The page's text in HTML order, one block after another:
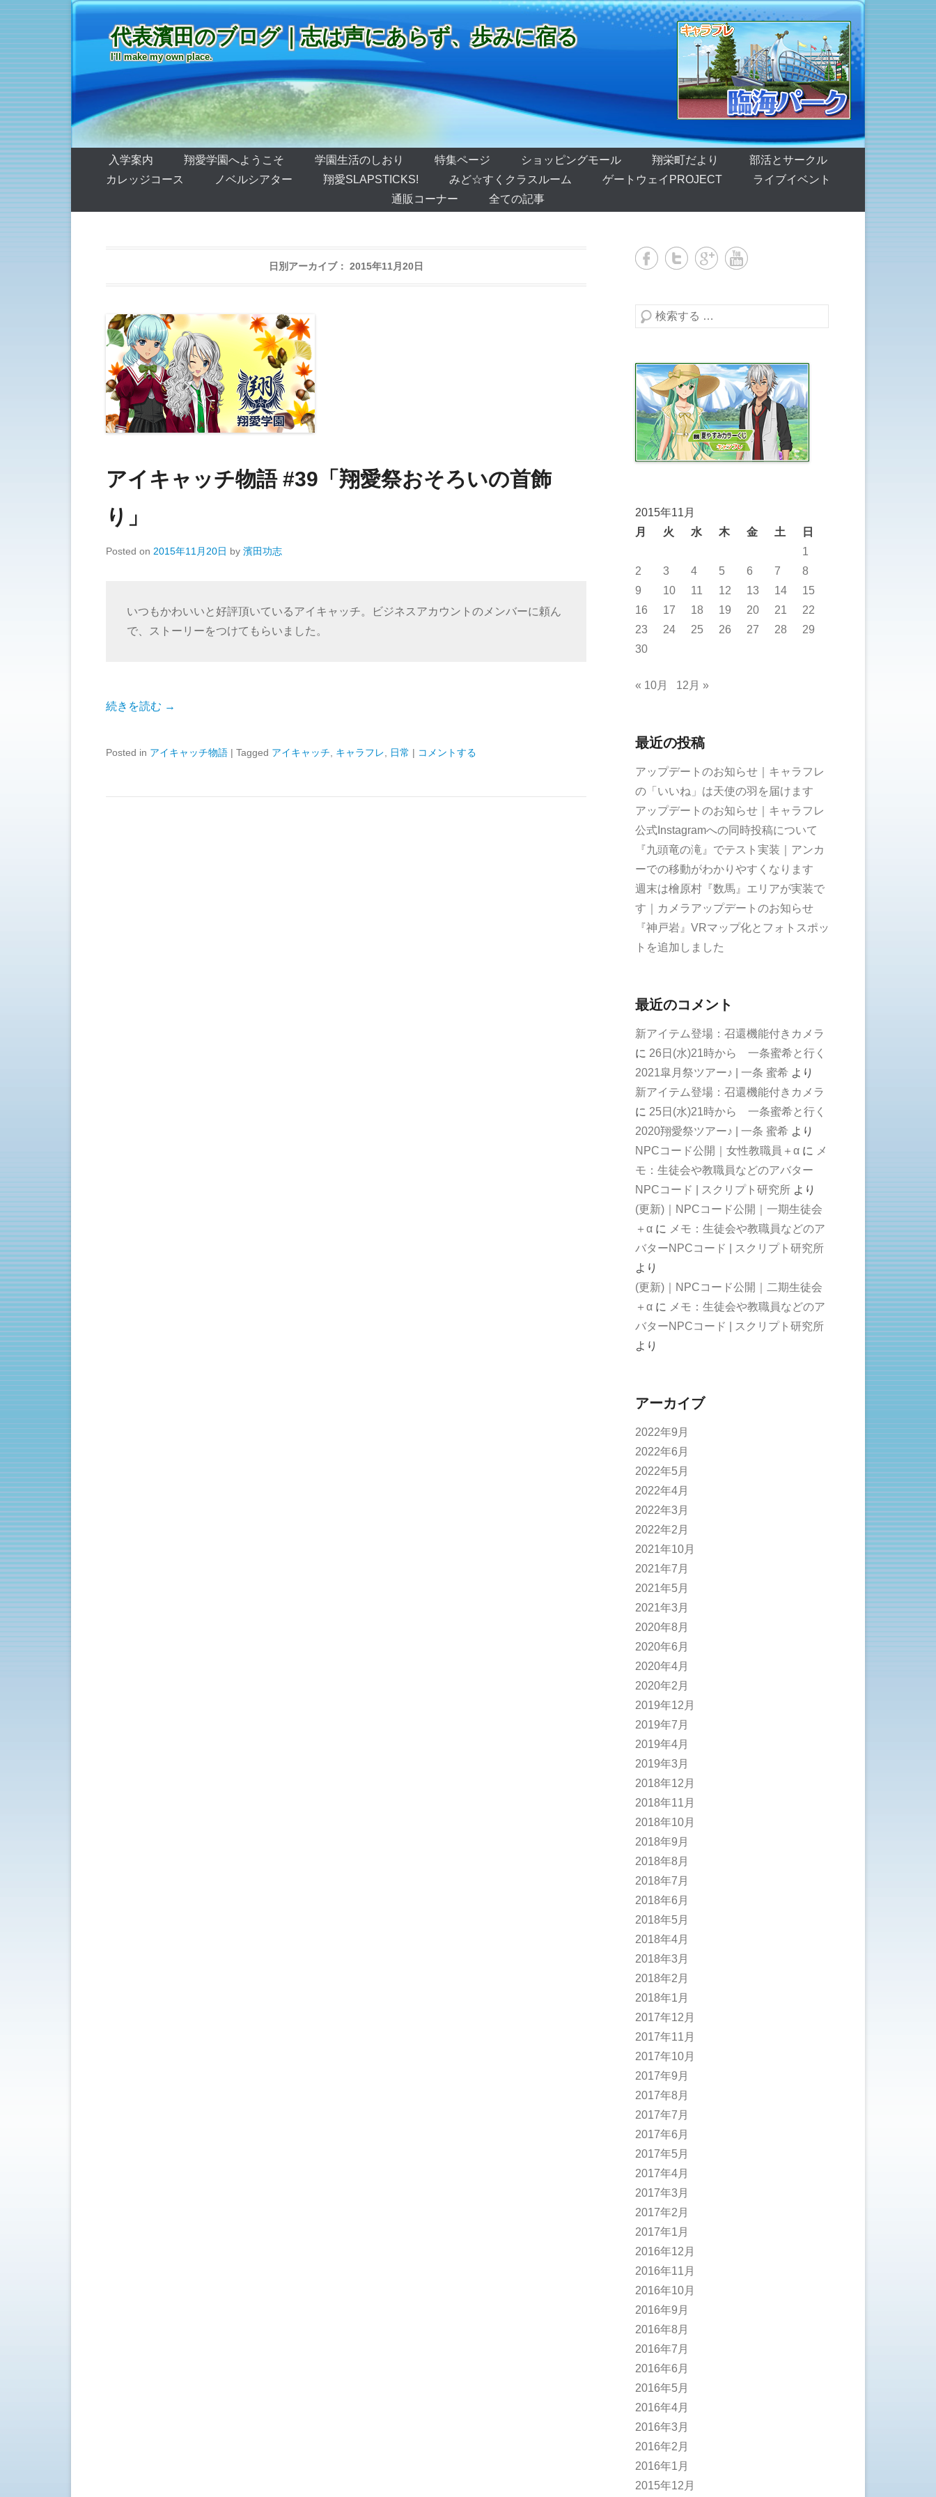
代表濱田のブログ｜志は声にあらず、歩みに宿る
I'll make my own place.
第1メニュー
コンテンツへ移動
入学案内 翔愛学園へようこそ 学園生活のしおり 特集ページ ショッピングモール 翔栄町だより
部活とサークル
カレッジコース
ノベルシアター 翔愛SLAPSTICKS! みど☆すくクラスルーム ゲートウェイPROJECT
ライブイベント
通販コーナー
全ての記事
日別アーカイブ： 2015年11月20日
アイキャッチ物語 #39「翔愛祭おそろいの首飾
り」
Posted on 2015年11月20日 by 濱田功志
いつもかわいいと好評頂いているアイキャッチ。ビジネスアカウントのメンバーに頼ん
で、ストーリーをつけてもらいました。
続きを読む →
Posted in アイキャッチ物語 | Tagged アイキャッチ キャラフレ 日常 | コメントする
検索する
2015年11月
月
火 水 木 金 土
日
1
2
3 4 5 6 7
8
9
10 11 12 13 14
15
16
17 18 19 20 21
22
23
24 25 26 27 28
29
30
« 10月 12月 »
最近の投稿
アップデートのお知らせ｜キャラフレ
の「いいね」は天使の羽を届けます
アップデートのお知らせ｜キャラフレ
公式Instagramへの同時投稿について
『九頭竜の滝』でテスト実装｜アンカ
ーでの移動がわかりやすくなります
週末は檜原村『数馬』エリアが実装で
す｜カメラアップデートのお知らせ
『神戸岩』VRマップ化とフォトスポッ
トを追加しました
最近のコメント
新アイテム登場：召還機能付きカメラ
に 26日(水)21時から 一条蜜希と行く
2021皐月祭ツアー♪ | 一条 蜜希 より
新アイテム登場：召還機能付きカメラ
に 25日(水)21時から 一条蜜希と行く
2020翔愛祭ツアー♪ | 一条 蜜希 より
NPCコード公開｜女性教職員＋α に メ
モ：生徒会や教職員などのアバター
NPCコード | スクリプト研究所 より
(更新)｜NPCコード公開｜一期生徒会
＋α に メモ：生徒会や教職員などのア
バターNPCコード | スクリプト研究所
より
(更新)｜NPCコード公開｜二期生徒会
＋α に メモ：生徒会や教職員などのア
バターNPCコード | スクリプト研究所
より
アーカイブ
2022年9月
2022年6月
2022年5月
2022年4月
2022年3月
2022年2月
2021年10月
2021年7月
2021年5月
2021年3月
2020年8月
2020年6月
2020年4月
2020年2月
2019年12月
2019年7月
2019年4月
2019年3月
2018年12月
2018年11月
2018年10月
2018年9月
2018年8月
2018年7月
2018年6月
2018年5月
2018年4月
2018年3月
2018年2月
2018年1月
2017年12月
2017年11月
2017年10月
2017年9月
2017年8月
2017年7月
2017年6月
2017年5月
2017年4月
2017年3月
2017年2月
2017年1月
2016年12月
2016年11月
2016年10月
2016年9月
2016年8月
2016年7月
2016年6月
2016年5月
2016年4月
2016年3月
2016年2月
2016年1月
2015年12月